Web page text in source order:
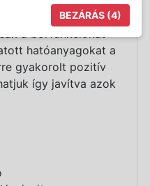
hatóanyagokat a
gyakorolt pozitív
így javítva azok
BEZÁRÁS (3)